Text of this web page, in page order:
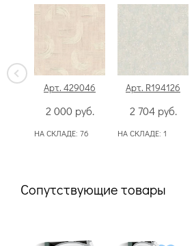
Арт. 429046
2 000 руб.
НА СКЛАДЕ: 76
Арт. R194126
2 704 руб.
НА СКЛАДЕ: 1
Сопутствующие товары